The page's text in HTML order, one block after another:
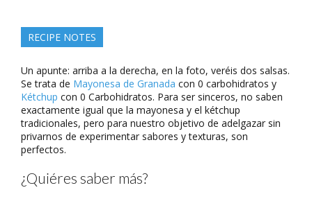
RECIPE NOTES
Un apunte: arriba a la derecha, en la foto, veréis dos salsas.
Se trata de Mayonesa de Granada con 0 carbohidratos y
Kétchup con 0 Carbohidratos. Para ser sinceros, no saben
exactamente igual que la mayonesa y el kétchup
tradicionales, pero para nuestro objetivo de adelgazar sin
privarnos de experimentar sabores y texturas, son
perfectos.
¿Quiéres saber más?